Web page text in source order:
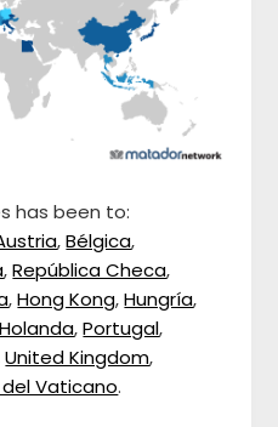
has been to:
,Bélgica,
,República Checa,
,Hong Kong,Hungría,
Holanda,Portugal,
United Kingdom,
Vaticano.